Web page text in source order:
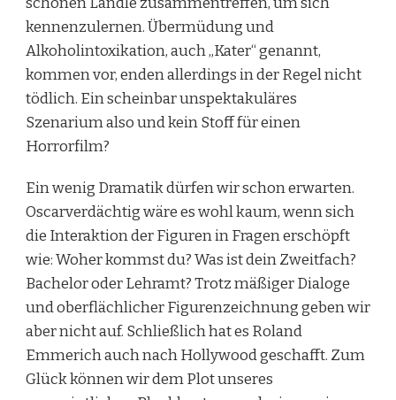
kennenzulernen. Übermüdung und
Alkoholintoxikation, auch „Kater“ genannt,
kommen vor, enden allerdings in der Regel nicht
tödlich. Ein scheinbar unspektakuläres
Szenarium also und kein Stoff für einen
Horrorfilm?
Ein wenig Dramatik dürfen wir schon erwarten.
Oscarverdächtig wäre es wohl kaum, wenn sich
die Interaktion der Figuren in Fragen erschöpft
wie: Woher kommst du? Was ist dein Zweitfach?
Bachelor oder Lehramt? Trotz mäßiger Dialoge
und oberflächlicher Figurenzeichnung geben wir
aber nicht auf. Schließlich hat es Roland
Emmerich auch nach Hollywood geschafft. Zum
Glück können wir dem Plot unseres